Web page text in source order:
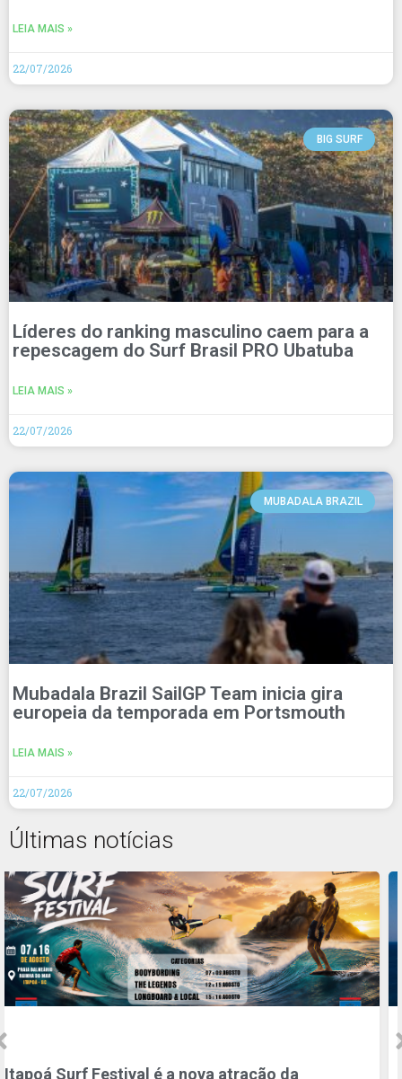
LEIA MAIS »
22/07/2026
BIG SURF
Líderes do ranking masculino caem para a
repescagem do Surf Brasil PRO Ubatuba
LEIA MAIS »
22/07/2026
MUBADALA BRAZIL
Mubadala Brazil SailGP Team inicia gira
europeia da temporada em Portsmouth
LEIA MAIS »
22/07/2026
Últimas notícias
a nova atração da WSL | VIVO Rio